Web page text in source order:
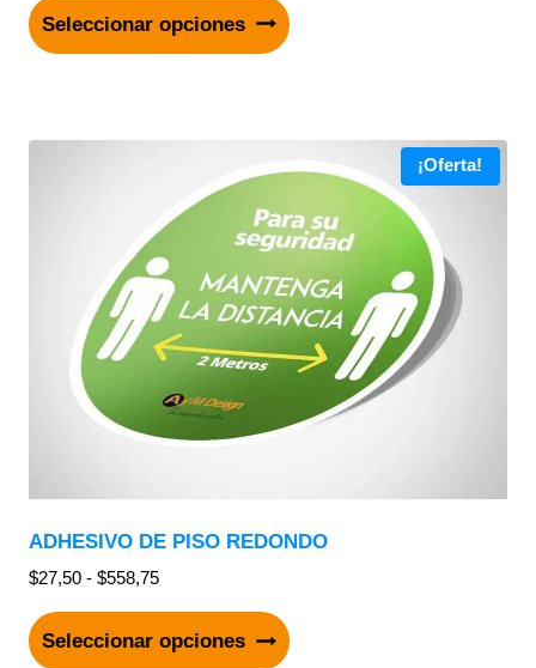
Seleccionar opciones
¡Oferta!
ADHESIVO DE PISO REDONDO
$27,50 - $558,75
Seleccionar opciones